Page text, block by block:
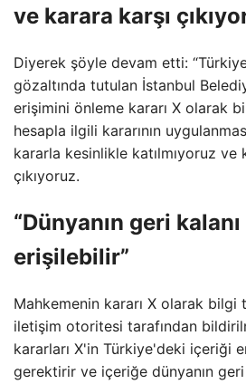
ve karara karşı
Diyerek şöyle devam etti:
gözaltında tutulan İstanbul
erişimini önleme kararı X olarak
hesapla ilgili kararının
kararla kesinlikle katılmıyoruz ve
çıkıyoruz.
“Dünyanın geri
erişilebilir”
Mahkemenin kararı X olarak
iletişim otoritesi tarafından
kararları X'in Türkiye'deki içeriği
gerektirir ve içeriğe dünyanın